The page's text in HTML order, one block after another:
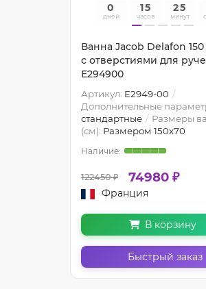
0
дней
15
часов
25
минут
Ванна Jacob Delafon 150
с отверстиями для
E294900
Артикул: E2949-00
Дополнительные
стандартные
Размеры
(см): Размером 150x70
122450 ₽ 74980 ₽
Франция
В корзину
Быстрый заказ